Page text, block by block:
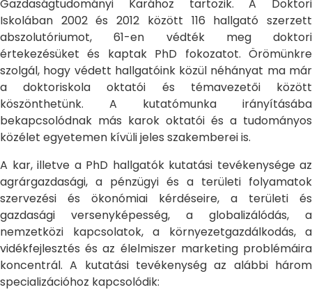
Gazdaságtudományi Karához tartozik. A Doktori
Iskolában 2002 és 2012 között 116 hallgató szerzett
abszolutóriumot, 61-en védték meg doktori
értekezésüket és kaptak PhD fokozatot. Örömünkre
szolgál, hogy védett hallgatóink közül néhányat ma már
a doktoriskola oktatói és témavezetői között
köszönthetünk. A kutatómunka irányításába
bekapcsolódnak más karok oktatói és a tudományos
közélet egyetemen kívüli jeles szakemberei is.
A kar, illetve a PhD hallgatók kutatási tevékenysége az
agrárgazdasági, a pénzügyi és a területi folyamatok
szervezési és ökonómiai kérdéseire, a területi és
gazdasági versenyképesség, a globalizálódás, a
nemzetközi kapcsolatok, a környezetgazdálkodás, a
vidékfejlesztés és az élelmiszer marketing problémáira
koncentrál. A kutatási tevékenység az alábbi három
specializációhoz kapcsolódik: